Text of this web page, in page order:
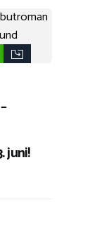
juni!